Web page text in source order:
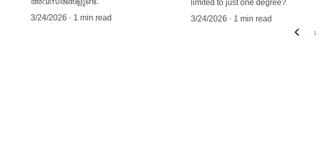
3/24/2026
1 min read
limited to just one degree?
3/24/2026
1 min read
1